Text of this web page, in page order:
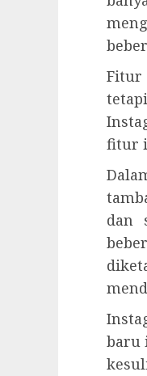
Fitur
fitur
dan
baru